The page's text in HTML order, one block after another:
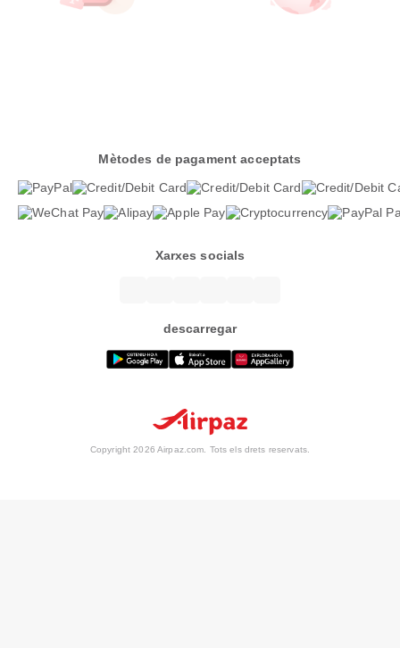
Mètodes de pagament acceptats
Xarxes socials
descarregar
Copyright 2026 Airpaz.com. Tots els drets reservats.